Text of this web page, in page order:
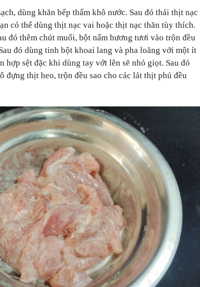
dùng khăn bếp thấm khô nước. Sau đó thái thịt nạc
có thể dùng thịt nạc vai hoặc thịt nạc thăn tùy thích.
đó thêm chút muối, bột nấm hương tươi vào trộn đều
đó dùng tinh bột khoai lang và pha loãng với một ít
hợp sệt đặc khi dùng tay vớt lên sẽ nhỏ giọt. Sau đó
đựng thịt heo, trộn đều sao cho các lát thịt phủ đều